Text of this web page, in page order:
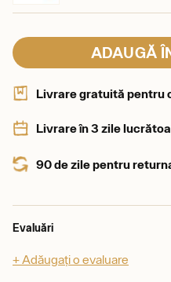
ADAUGĂ
Livrare gratuită pentru
Livrare în 3 zile
90 de zile pentru
Evaluări
+ Adăugați o evaluare